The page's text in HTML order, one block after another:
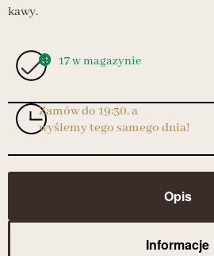
kawy.
17 w magazynie
Zamów do 19:30, a
wyślemy tego samego dnia!
Opis
Informacje